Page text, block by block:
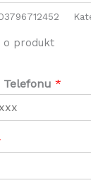
o produkt
*